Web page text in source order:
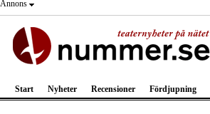
Annons
Start Nyheter Recensioner Fördjupning